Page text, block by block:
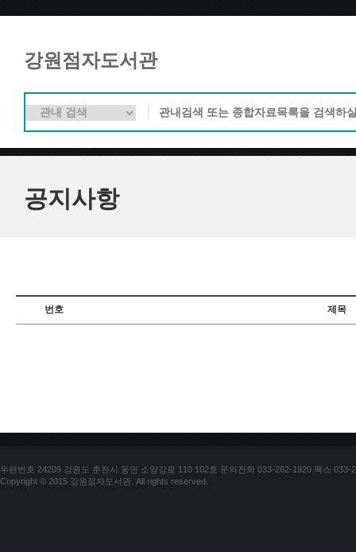
강원점자도서관
공지사항
번호 제목
우편번호 24209 강원도 춘천시 동면 소양강로 110 102호 문의전화 033-262-1920 팩스 033-
Copyright © 2015 강원점자도서관. All rights reserved.